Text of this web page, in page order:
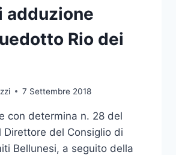
adduzione
Rio dei
7 Settembre 2018
con determina n. 28 del
Direttore del Consiglio di
Bellunesi, a seguito della